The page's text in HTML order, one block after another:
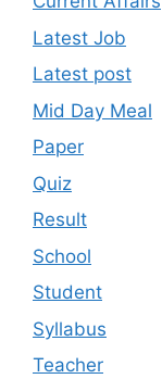
Latest Job
Latest post
Mid Day Meal
Paper
Quiz
Result
School
Student
Syllabus
Teacher